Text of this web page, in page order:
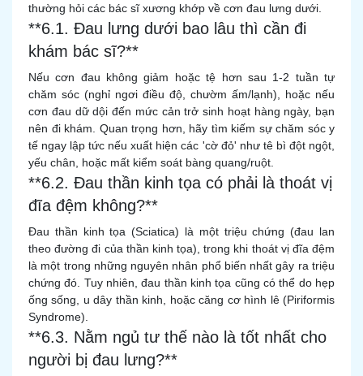
thường hỏi các bác sĩ xương khớp về cơn đau lưng dưới.
**6.1. Đau lưng dưới bao lâu thì cần đi
khám bác sĩ?**
Nếu cơn đau không giảm hoặc tệ hơn sau 1-2 tuần tự
chăm sóc (nghỉ ngơi điều độ, chườm ấm/lạnh), hoặc nếu
cơn đau dữ dội đến mức cản trở sinh hoạt hàng ngày, bạn
nên đi khám. Quan trọng hơn, hãy tìm kiếm sự chăm sóc y
tế ngay lập tức nếu xuất hiện các 'cờ đỏ' như tê bì đột ngột,
yếu chân, hoặc mất kiểm soát bàng quang/ruột.
**6.2. Đau thần kinh tọa có phải là thoát vị
đĩa đệm không?**
Đau thần kinh tọa (Sciatica) là một triệu chứng (đau lan
theo đường đi của thần kinh tọa), trong khi thoát vị đĩa đệm
là một trong những nguyên nhân phổ biến nhất gây ra triệu
chứng đó. Tuy nhiên, đau thần kinh tọa cũng có thể do hẹp
ống sống, u dây thần kinh, hoặc căng cơ hình lê (Piriformis
Syndrome).
**6.3. Nằm ngủ tư thế nào là tốt nhất cho
người bị đau lưng?**